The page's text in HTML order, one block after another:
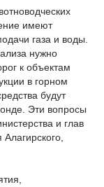
имеют
газа и воды.
нужно
к объектам
в горном
будут
Эти вопросы
и глав